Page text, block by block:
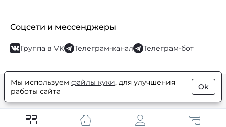
Соцсети и мессенджеры
Группа в VK Телеграм-канал Телеграм-бот
© Orental.ru 2007–2026Интернет-магазин парфюмерии и
косметики
Мы используем файлы куки, для улучшения
работы сайта
Ok